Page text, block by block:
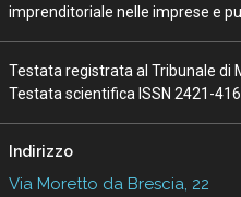
imprenditoriale nelle imprese e
Testata registrata al Tribunale di
Testata scientifica ISSN 2421-
Indirizzo
Via Moretto da Brescia, 22